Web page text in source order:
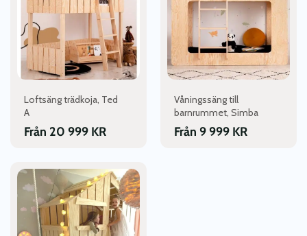
Loftsäng trädkoja, Ted
A
Från 20 999 KR
varianter.
De
olika
alternativen
produktsidan
Våningssäng till
barnrummet, Simba
Från 9 999 KR
varianter.
alternativen
kan
produktsidan
Den
produkten
har
flera